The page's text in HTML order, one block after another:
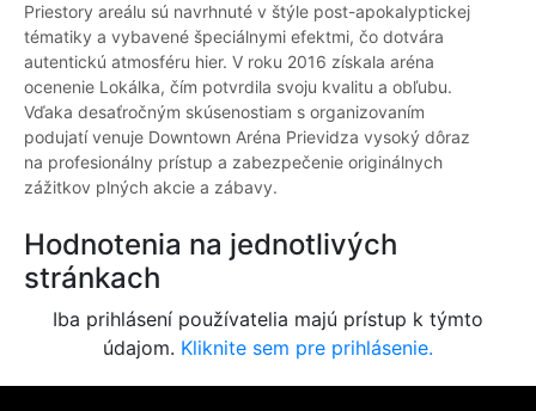
Priestory areálu sú navrhnuté v štýle post-apokalyptickej
tématiky a vybavené špeciálnymi efektmi, čo dotvára
autentickú atmosféru hier. V roku 2016 získala aréna
ocenenie Lokálka, čím potvrdila svoju kvalitu a obľubu.
Vďaka desaťročným skúsenostiam s organizovaním
podujatí venuje Downtown Aréna Prievidza vysoký dôraz
na profesionálny prístup a zabezpečenie originálnych
zážitkov plných akcie a zábavy.
Hodnotenia na jednotlivých
stránkach
Iba prihlásení používatelia majú prístup k týmto
údajom. Kliknite sem pre prihlásenie.